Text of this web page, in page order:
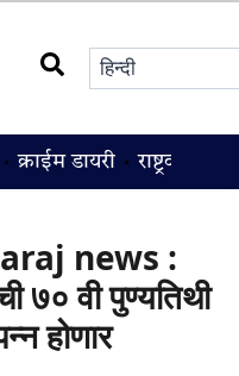
क्राईम डायरी राष्ट्रवादी
news :
७० वी पुण्यतिथी
होणार